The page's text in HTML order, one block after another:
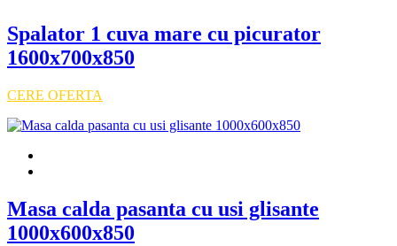
Spalator 1 cuva mare cu picurator
1600x700x850
CERE OFERTA
Masa calda pasanta cu usi glisante
1000x600x850